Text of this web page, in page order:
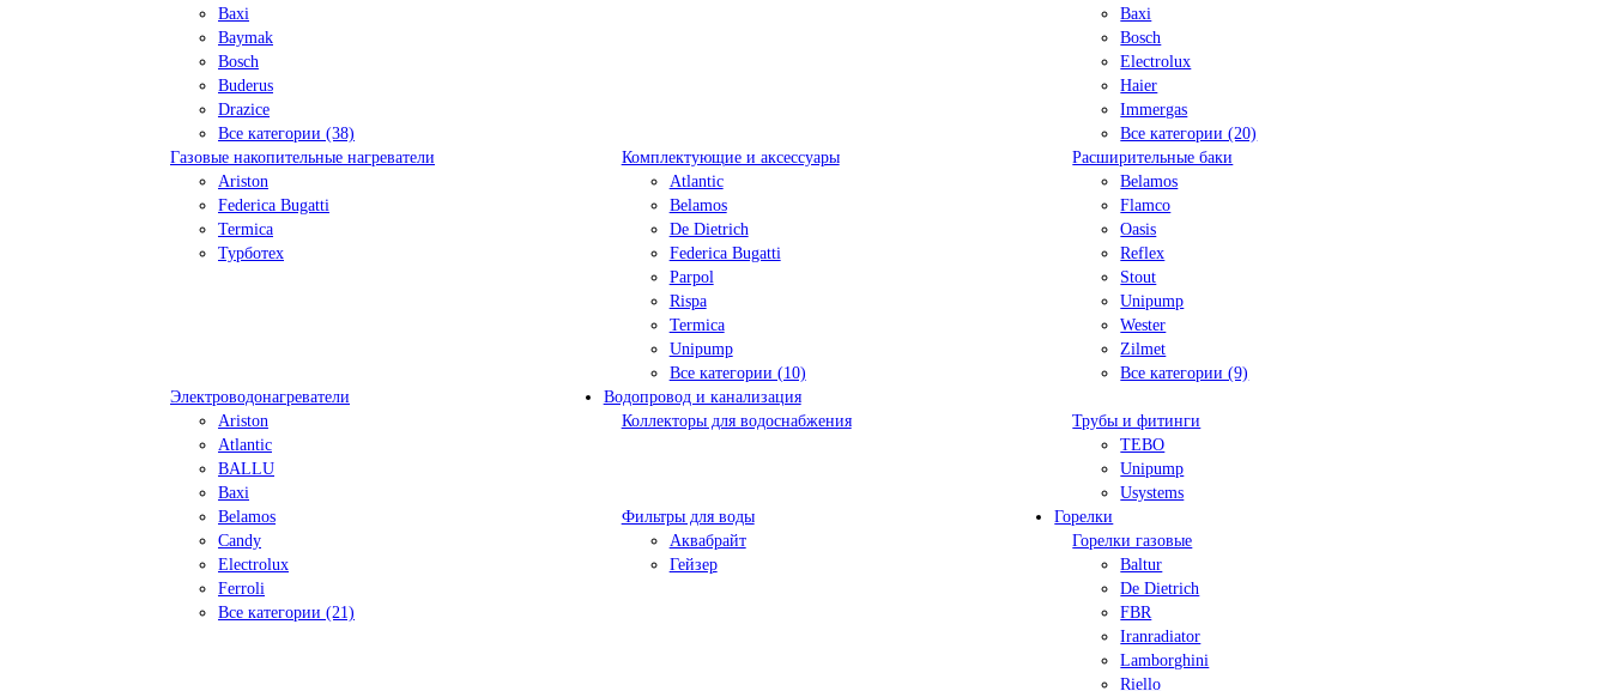
Baxi
Baymak
Bosch
Buderus
Drazice
Все категории (38)
Baxi
Bosсh
Electrolux
Haier
Immergas
Все категории (20)
Газовые накопительные нагреватели
Ariston
Federica Bugatti
Termica
Турботех
Комплектующие и аксессуары
Atlantic
Belamos
De Dietrich
Federica Bugatti
Parpol
Rispa
Termica
Unipump
Все категории (10)
Расширительные баки
Belamos
Flamco
Oasis
Reflex
Stout
Unipump
Wester
Zilmet
Все категории (9)
Электроводонагреватели
Ariston
Atlantic
BALLU
Baxi
Belamos
Candy
Electrolux
Ferroli
Все категории (21)
Водопровод и канализация
Коллекторы для водоснабжения
Трубы и фитинги
TEBO
Unipump
Usystems
Фильтры для воды
Аквабрайт
Гейзер
Горелки
Горелки газовые
Baltur
De Dietrich
FBR
Iranradiator
Lamborghini
Riello